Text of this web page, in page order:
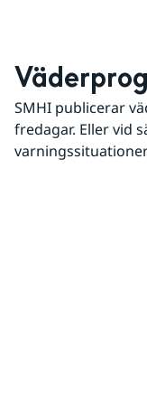
SMHI publicerar
fredagar. Eller vid